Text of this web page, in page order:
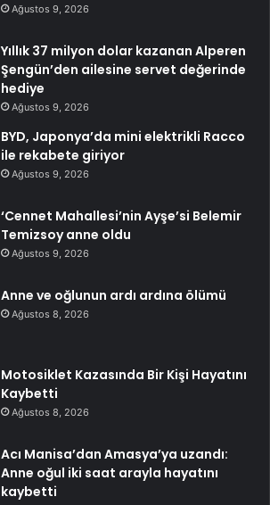
Ağustos 9, 2026
Yıllık 37 milyon dolar kazanan Alperen
Şengün’den ailesine servet değerinde
hediye
Ağustos 9, 2026
BYD, Japonya’da mini elektrikli Racco
ile rekabete giriyor
Ağustos 9, 2026
‘Cennet Mahallesi’nin Ayşe’si Belemir
Temizsoy anne oldu
Ağustos 9, 2026
Anne ve oğlunun ardı ardına ölümü
Ağustos 8, 2026
Motosiklet Kazasında Bir Kişi Hayatını
Kaybetti
Ağustos 8, 2026
Acı Manisa’dan Amasya’ya uzandı:
Anne oğul iki saat arayla hayatını
kaybetti